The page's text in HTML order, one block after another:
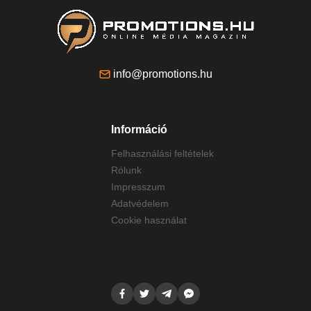
info@promotions.hu
Információ
Felhasználási feltételek
Rólunk
Impresszum
Adatvédelem
Cookie használat